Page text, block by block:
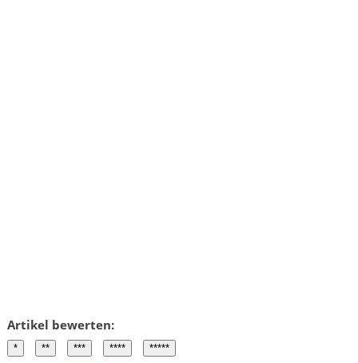
Artikel bewerten: